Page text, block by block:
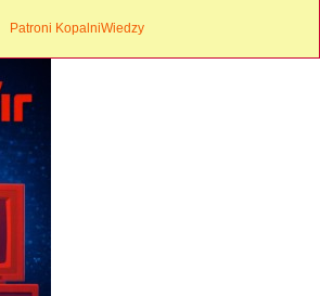
Patroni KopalniWiedzy